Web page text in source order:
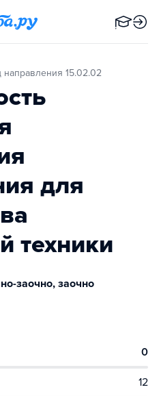
направления 15.02.02
для
техники
заочно, заочно
0
12